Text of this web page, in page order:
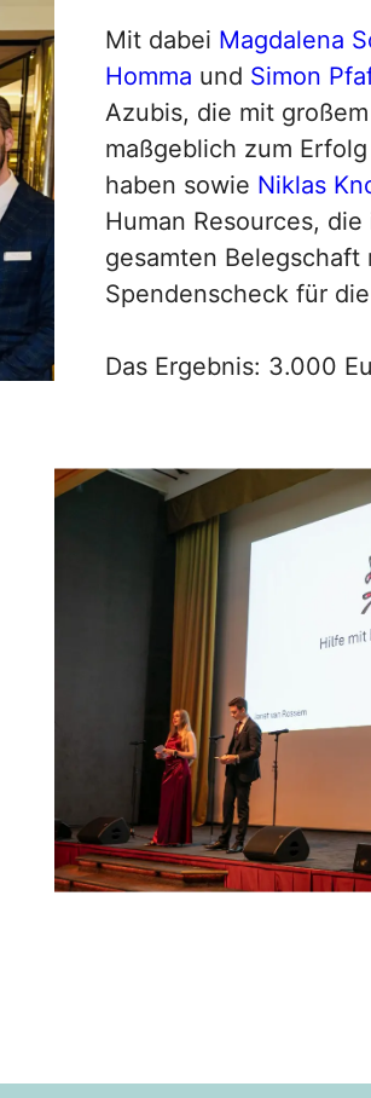
Mit dabei Magdalena
Homma und Simon
Azubis, die mit
maßgeblich zum
haben sowie Niklas
Human Resources,
gesamten Belegschaft
Spendenscheck für
Das Ergebnis: 3.000